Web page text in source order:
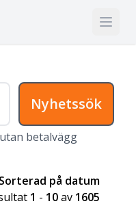
Nyhetssök
betalvägg
Sorterad på datum
1 - 10av 1605